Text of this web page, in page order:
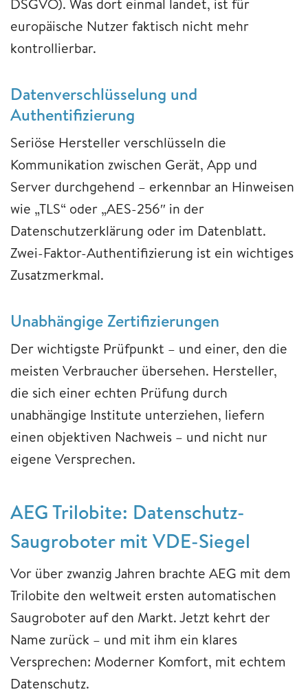
DSGVO). Was dort einmal landet, ist für
europäische Nutzer faktisch nicht mehr
kontrollierbar.
Datenverschlüsselung und
Authentifizierung
Seriöse Hersteller verschlüsseln die
Kommunikation zwischen Gerät, App und
Server durchgehend – erkennbar an Hinweisen
wie „TLS“ oder „AES-256″ in der
Datenschutzerklärung oder im Datenblatt.
Zwei-Faktor-Authentifizierung ist ein wichtiges
Zusatzmerkmal.
Unabhängige Zertifizierungen
Der wichtigste Prüfpunkt – und einer, den die
meisten Verbraucher übersehen. Hersteller,
die sich einer echten Prüfung durch
unabhängige Institute unterziehen, liefern
einen objektiven Nachweis – und nicht nur
eigene Versprechen.
AEG Trilobite: Datenschutz-
Saugroboter mit VDE-Siegel
Vor über zwanzig Jahren brachte AEG mit dem
Trilobite den weltweit ersten automatischen
Saugroboter auf den Markt. Jetzt kehrt der
Name zurück – und mit ihm ein klares
Versprechen: Moderner Komfort, mit echtem
Datenschutz.